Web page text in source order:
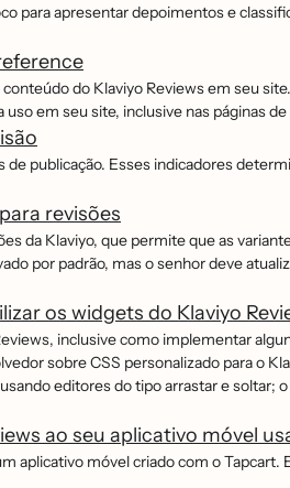
para apresentar depoimentos e
do Klaviyo Reviews em seu
em seu site, inclusive nas páginas
publicação. Esses indicadores
revisões
da Klaviyo, que permite que as
por padrão, mas o senhor deve
os widgets do Klaviyo
inclusive como implementar
sobre CSS personalizado para o
editores do tipo arrastar e soltar;
ao seu aplicativo móvel
aplicativo móvel criado com o